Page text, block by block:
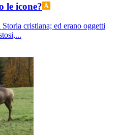
le icone?
cristiana; ed erano oggetti